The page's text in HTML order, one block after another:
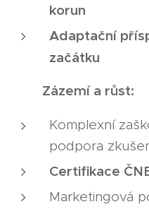
korun
Adaptační
začátku
Zázemí a růst:
Komplexní
podpora
Certifikace
Marketingová